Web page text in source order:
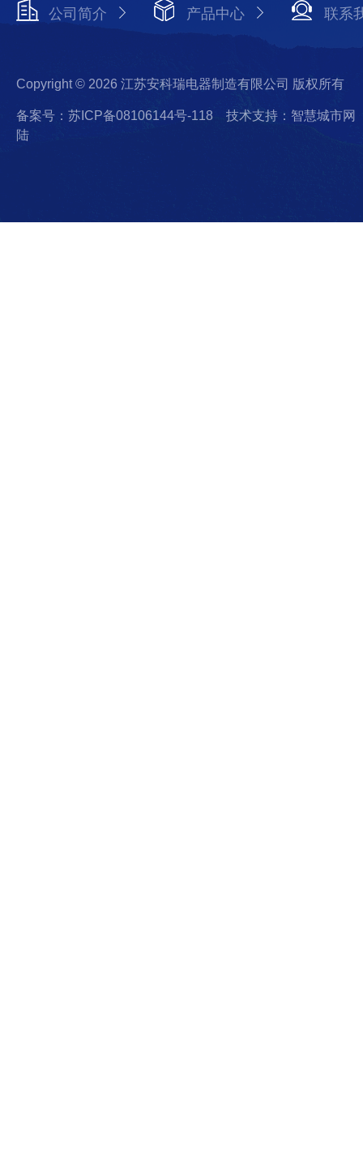
公司简介 产品中心 联系
Copyright © 2026 江苏安科瑞电器制造有限公司 版权所有
备案号：苏ICP备08106144号-118
技术支持：智慧城市网
陆